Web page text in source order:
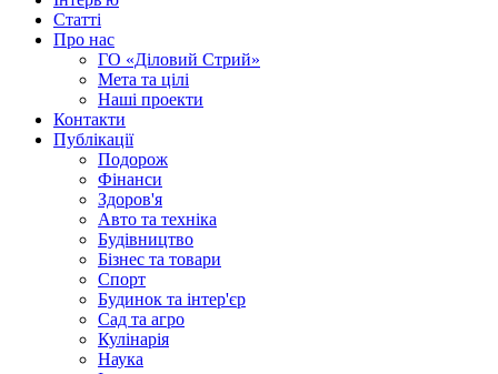
Статті
Про нас
ГО «Діловий Стрий»
Мета та цілі
Наші проекти
Контакти
Публікації
Подорож
Фінанси
Здоров'я
Авто та техніка
Будівництво
Бізнес та товари
Спорт
Будинок та інтер'єр
Сад та агро
Кулінарія
Наука